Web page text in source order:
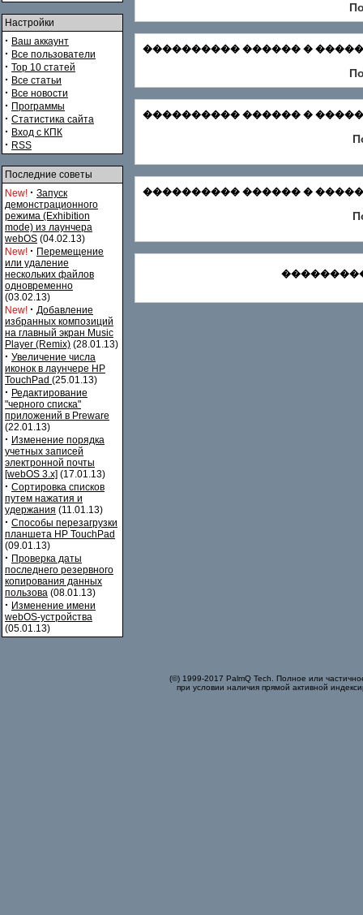
Настройки
· Ваш аккаунт
· Все пользователи
· Top 10 статей
· Все статьи
· Все новости
· Программы
· Статистика сайта
· Вход с КПК
· RSS
Последние советы
New! · Запуск
демонстрационного
режима (Exhibition
mode) из лаунчера
webOS (04.02.13)
New! · Перемещение
или удаление
нескольких файлов
одновременно
(03.02.13)
New! · Добавление
избранных композиций
на главный экран Music
Player (Remix) (28.01.13)
· Увеличение числа
иконок в лаунчере HP
TouchPad (25.01.13)
· Редактирование
"черного списка"
приложений в Preware
(22.01.13)
· Изменение порядка
учетных записей
электронной почты
[webOS 3.x] (17.01.13)
· Сортировка списков
путем нажатия и
удержания (11.01.13)
· Способы перезагрузки
планшета HP TouchPad
(09.01.13)
· Проверка даты
последнего резервного
копирования данных
пользова (08.01.13)
· Изменение имени
webOS-устройства
(05.01.13)
���������� ������ � �������
���������� ������ � �������
���������� ������ �
(©) 1999-2017 PalmQ Tech. Полное или
при условии наличия прямой активной